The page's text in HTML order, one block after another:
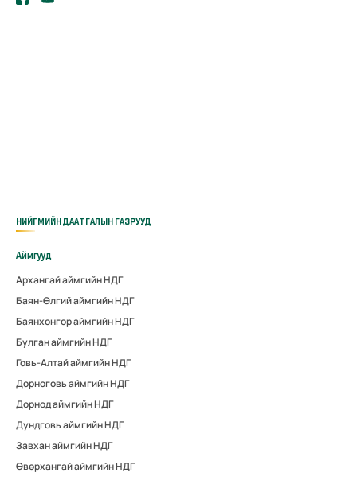
НИЙГМИЙН ДААТГАЛЫН ГАЗРУУД
Аймгууд
Архангай аймгийн НДГ
Баян-Өлгий аймгийн НДГ
Баянхонгор аймгийн НДГ
Булган аймгийн НДГ
Говь-Алтай аймгийн НДГ
Дорноговь аймгийн НДГ
Дорнод аймгийн НДГ
Дундговь аймгийн НДГ
Завхан аймгийн НДГ
Өвөрхангай аймгийн НДГ